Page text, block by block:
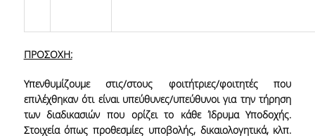
ΠΡΟΣΟΧΗ:
Υπενθυμίζουμε στις/στους φοιτήτριες/φοιτητές που
επιλέχθηκαν ότι είναι υπεύθυνες/υπεύθυνοι για την τήρηση
των διαδικασιών που ορίζει το κάθε Ίδρυμα Υποδοχής.
Στοιχεία όπως προθεσμίες υποβολής, δικαιολογητικά, κλπ.